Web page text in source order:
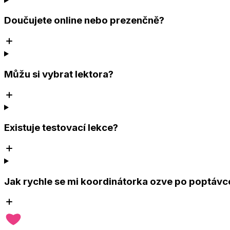
Doučujete online nebo prezenčně?
Můžu si vybrat lektora?
Existuje testovací lekce?
Jak rychle se mi koordinátorka ozve po